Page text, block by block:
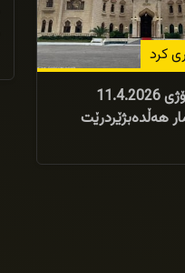
کرد
بە فەرمى؛ رۆژى 11.4.2026
هەڵدەبژێردرێت